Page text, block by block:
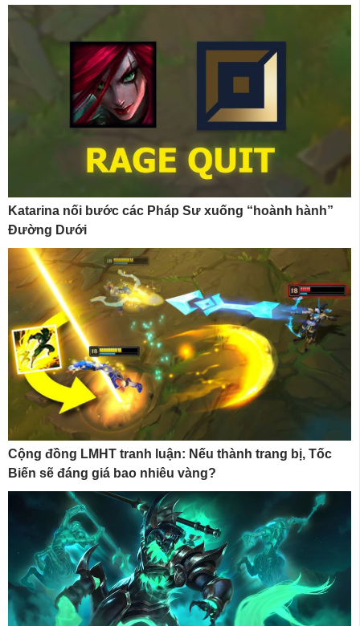
Katarina nối bước các Pháp Sư xuống “hoành hành”
Đường Dưới
Cộng đồng LMHT tranh luận: Nếu thành trang bị, Tốc
Biến sẽ đáng giá bao nhiêu vàng?